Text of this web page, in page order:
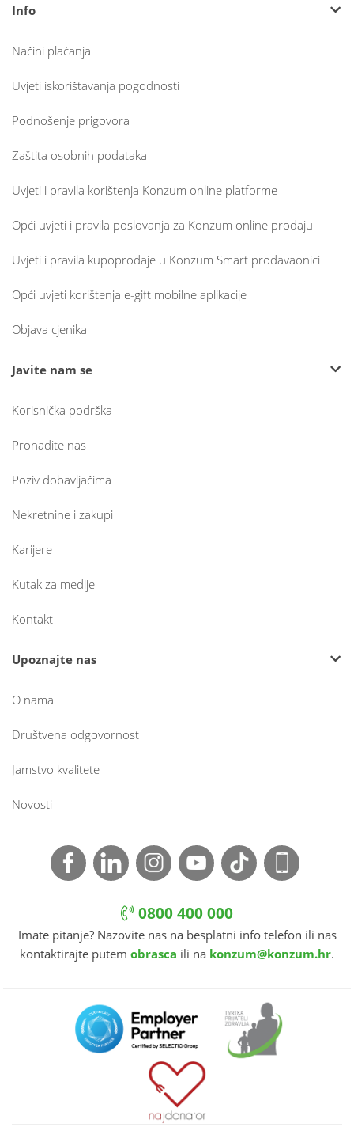
Info
Načini plaćanja
Uvjeti iskorištavanja pogodnosti
Podnošenje prigovora
Zaštita osobnih podataka
Uvjeti i pravila korištenja Konzum online platforme
Opći uvjeti i pravila poslovanja za Konzum online prodaju
Uvjeti i pravila kupoprodaje u Konzum Smart prodavaonici
Opći uvjeti korištenja e-gift mobilne aplikacije
Objava cjenika
Javite nam se
Korisnička podrška
Pronađite nas
Poziv dobavljačima
Nekretnine i zakupi
Karijere
Kutak za medije
Kontakt
Upoznajte nas
O nama
Društvena odgovornost
Jamstvo kvalitete
Novosti
0800 400 000
Imate pitanje? Nazovite nas na besplatni info telefon ili nas
kontaktirajte putem obrasca ili na konzum@konzum.hr.